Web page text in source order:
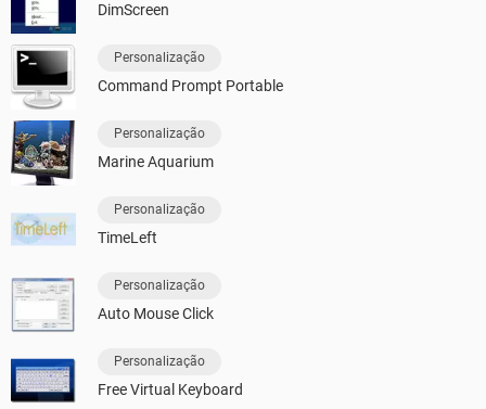
DimScreen
Personalização
Command Prompt Portable
Personalização
Marine Aquarium
Personalização
TimeLeft
Personalização
Auto Mouse Click
Personalização
Free Virtual Keyboard